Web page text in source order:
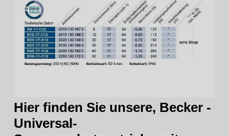
Hier finden Sie unsere, Becker -
Universal-